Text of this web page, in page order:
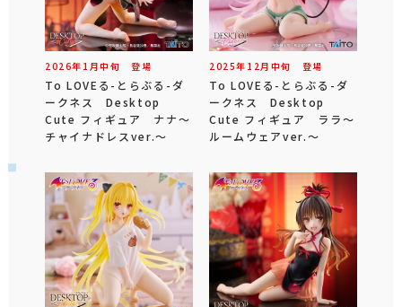
2026年 1 月中旬 登場
To LOVEる-とらぶる-ダ
ークネス Desktop
Cute フィギュア ナナ～
チャイナドレスver.～
2025年 12 月 中旬 登場
To LOVEる-とらぶる-ダ
ークネス Desktop
Cute フィギュア ララ～
ルームウェアver.～